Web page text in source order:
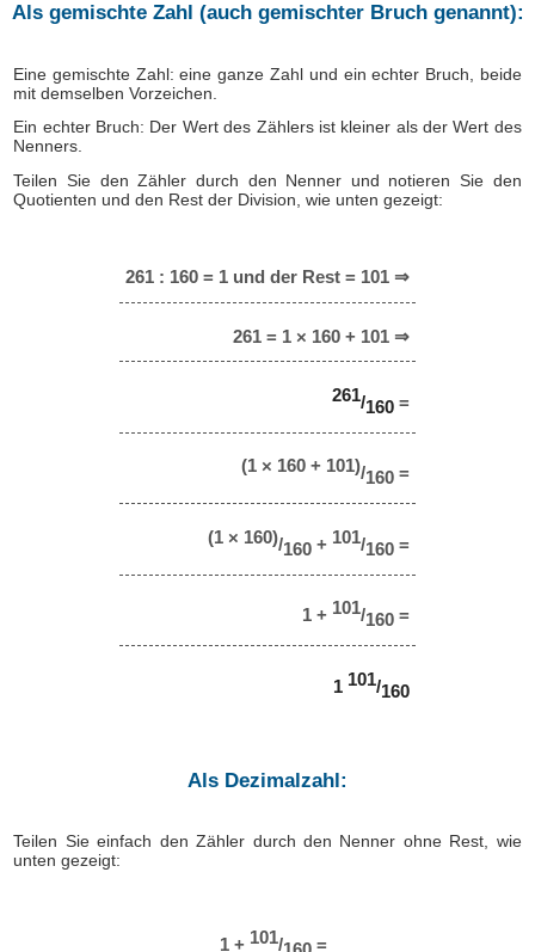
Als gemischte Zahl (auch gemischter Bruch genannt):
Eine gemischte Zahl: eine ganze Zahl und ein echter Bruch, beide
mit demselben Vorzeichen.
Ein echter Bruch: Der Wert des Zählers ist kleiner als der Wert des
Nenners.
Teilen Sie den Zähler durch den Nenner und notieren Sie den
Quotienten und den Rest der Division, wie unten gezeigt:
261 : 160 = 1 und der Rest = 101 ⇒
261 = 1 × 160 + 101 ⇒
261/160 =
(1 × 160 + 101)/160 =
(1 × 160)/160 + 101/160 =
1 + 101/160 =
1 101/160
Als Dezimalzahl:
Teilen Sie einfach den Zähler durch den Nenner ohne Rest, wie
unten gezeigt:
1 + 101/ =